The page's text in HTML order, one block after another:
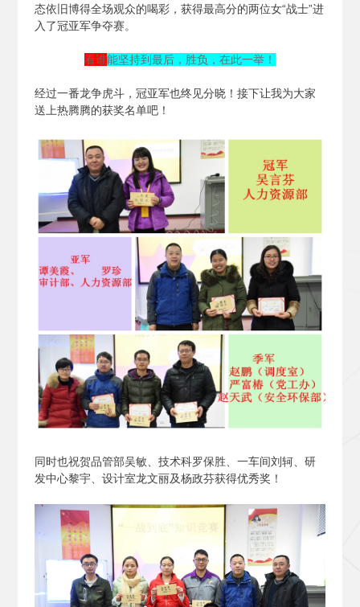
态依旧博得全场观众的喝彩，获得最高分的两位女“战士”进
入了冠亚军争夺赛。
看谁能坚持到最后，胜负，在此一举！
经过一番龙争虎斗，冠亚军也终见分晓！接下让我为大家
送上热腾腾的获奖名单吧！
同时也祝贺品管部吴敏、技术科罗保胜、一车间刘轲、研
发中心黎宇、设计室龙文丽及杨政芬获得优秀奖！